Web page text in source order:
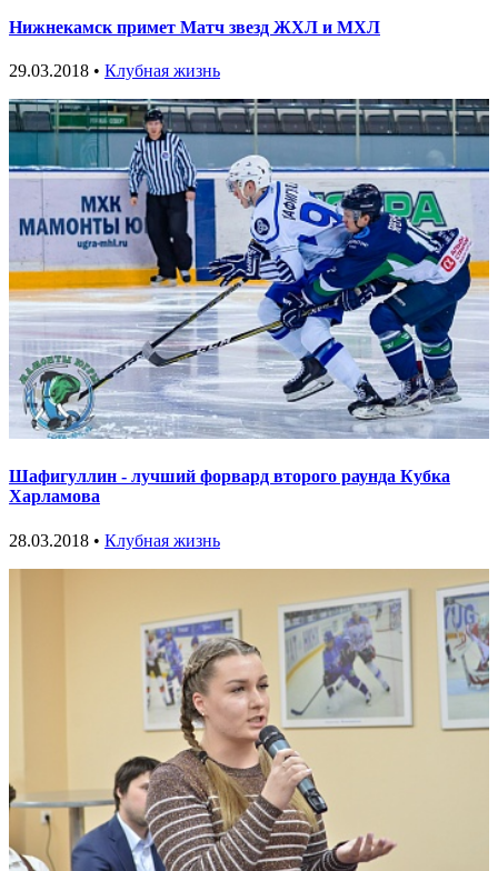
Нижнекамск примет Матч звезд ЖХЛ и МХЛ
29.03.2018 • Клубная жизнь
Шафигуллин - лучший форвард второго раунда Кубка
Харламова
28.03.2018 • Клубная жизнь